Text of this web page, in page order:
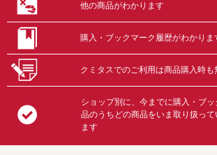
他の商品がわかります
購入・ブックマーク履歴がわかりま
クミタスでのご利用は商品購入時も
ショップ別に、今までに購入・ブ
品のうちどの商品をいま取り扱って
ます